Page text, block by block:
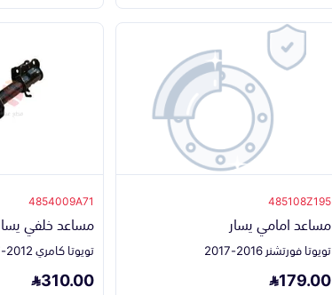
485108Z195
مساعد امامي يسار
تويوتا فورتشنر 2016-2017
179.00
4854009A71
مساعد خلفي
تويوتا كامري 2012-2017
310.00